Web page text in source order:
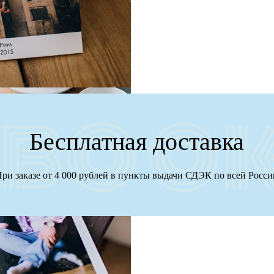
Бесплатная доставка
заказе от 4 000 рублей в пункты выдачи СДЭК по всей